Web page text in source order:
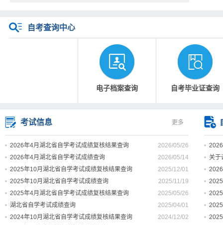
自考查询中心
电子档案查询 自考毕业证查询
考试信息 更多
2026/05/26
2026年4月湖北省自学考试成绩复核结果查询
2026/05/14
2026年4月湖北省自学考试成绩查询
2025/12/01
2025年10月湖北省自学考试成绩复核结果查询
2025/11/19
2025年10月湖北省自学考试成绩查询
2025/05/26
2025年4月湖北省自学考试成绩复核结果查询
2025/04/01
湖北省自学考试成绩查询
2024/12/02
2024年10月湖北省自学考试成绩复核结果查询
关于